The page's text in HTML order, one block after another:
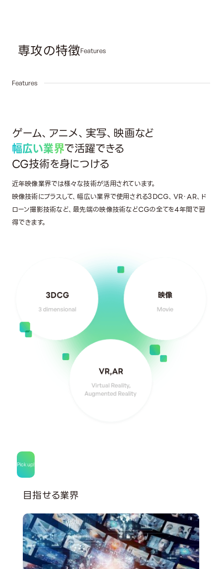
専攻の特徴Features
Features01
ゲーム、アニメ、実写、映画など
幅広い業界で活躍できる
CG技術を身につける
近年映像業界では様々な技術が活用されています。
映像技術にプラスして、幅広い業界で使用される3DCG、VR・AR、ド
ローン撮影技術など、最先端の映像技術などCGの全てを4年間で習
得できます。
Pick up!
目指せる業界